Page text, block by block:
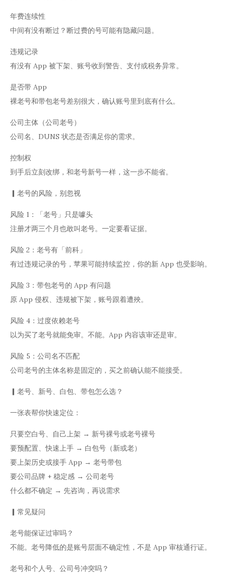
年费连续性
中间有没有断过？断过费的号可能有隐藏问题。
违规记录
有没有 App 被下架、账号收到警告、支付或税务异常。
是否带 App
裸老号和带包老号差别很大，确认账号里到底有什么。
公司主体（公司老号）
公司名、DUNS 状态是否满足你的需求。
控制权
到手后立刻改绑，和老号新号一样，这一步不能省。
▎老号的风险，别忽视
风险 1：「老号」只是噱头
注册才两三个月也敢叫老号。一定要看证据。
风险 2：老号有「前科」
有过违规记录的号，苹果可能持续监控，你的新 App 也受影响。
风险 3：带包老号的 App 有问题
原 App 侵权、违规被下架，账号跟着遭殃。
风险 4：过度依赖老号
以为买了老号就能免审。不能。App 内容该审还是审。
风险 5：公司名不匹配
公司老号的主体名称是固定的，买之前确认能不能接受。
▎老号、新号、白包、带包怎么选？
一张表帮你快速定位：
只要空白号、自己上架 → 新号裸号或老号裸号
要预配置、快速上手 → 白包号（新或老）
要上架历史或接手 App → 老号带包
要公司品牌 + 稳定感 → 公司老号
什么都不确定 → 先咨询，再说需求
▎常见疑问
老号能保证过审吗？
不能。老号降低的是账号层面不确定性，不是 App 审核通行证。
老号和个人号、公司号冲突吗？